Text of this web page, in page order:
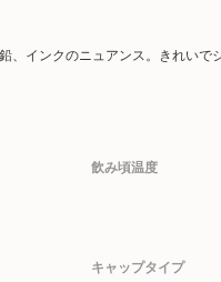
、インクのニュアンス。きれいで
飲み頃温度
キャップタイプ